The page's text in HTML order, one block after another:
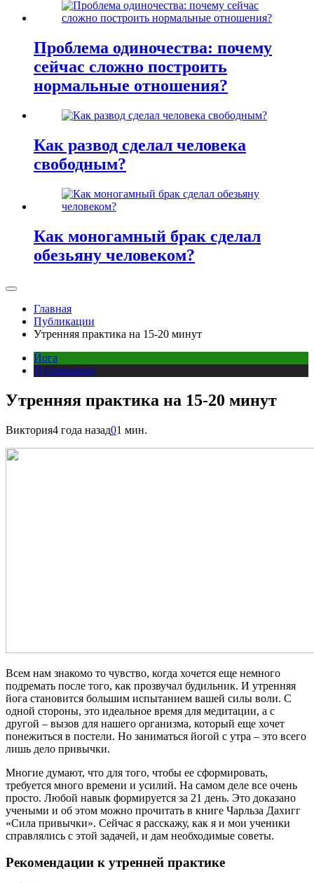
Проблема одиночества: почему
сейчас сложно построить
нормальные отношения?
Как развод сделал человека
свободным?
Как моногамный брак сделал
обезьяну человеком?
Главная
Публикации
Утренняя практика на 15-20 минут
Йога
Публикации
Утренняя практика на 15-20 минут
Виктория4 года назад01 мин.
Всем нам знакомо то чувство, когда хочется еще немного
подремать после того, как прозвучал будильник. И утренняя
йога становится большим испытанием вашей силы воли. С
одной стороны, это идеальное время для медитации, а с
другой – вызов для нашего организма, который еще хочет
понежиться в постели. Но заниматься йогой с утра – это всего
лишь дело привычки.
Многие думают, что для того, чтобы ее сформировать,
требуется много времени и усилий. На самом деле все очень
просто. Любой навык формируется за 21 день. Это доказано
учеными и об этом можно прочитать в книге Чарльза Дахигг
«Сила привычки». Сейчас я расскажу, как я и мои ученики
справлялись с этой задачей, и дам необходимые советы.
Рекомендации к утренней практике